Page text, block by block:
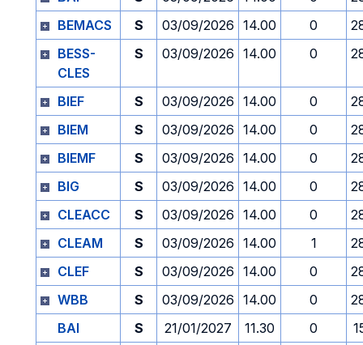
BEMACS
S 03/09/2026 14.00 0
BESS-
CLES
S 03/09/2026 14.00 0
BIEF S 03/09/2026 14.00 0
BIEM
S 03/09/2026 14.00 0
BIEMF
S 03/09/2026 14.00 0
BIG
S 03/09/2026 14.00 0
CLEACC
S 03/09/2026 14.00 0
CLEAM
S 03/09/2026 14.00 1
CLEF
S 03/09/2026 14.00 0
WBB
S 03/09/2026 14.00 0
BAI
S 21/01/2027 11.30 0